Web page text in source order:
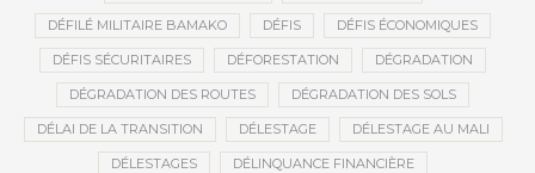
DÉFILÉ MILITAIRE BAMAKO DÉFIS DÉFIS ÉCONOMIQUES
DÉFIS SÉCURITAIRES DÉFORESTATION DÉGRADATION
DÉGRADATION DES ROUTES DÉGRADATION DES SOLS
DÉLAI DE LA TRANSITION DÉLESTAGE DÉLESTAGE AU MALI
DÉLESTAGES DÉLINQUANCE FINANCIÈRE